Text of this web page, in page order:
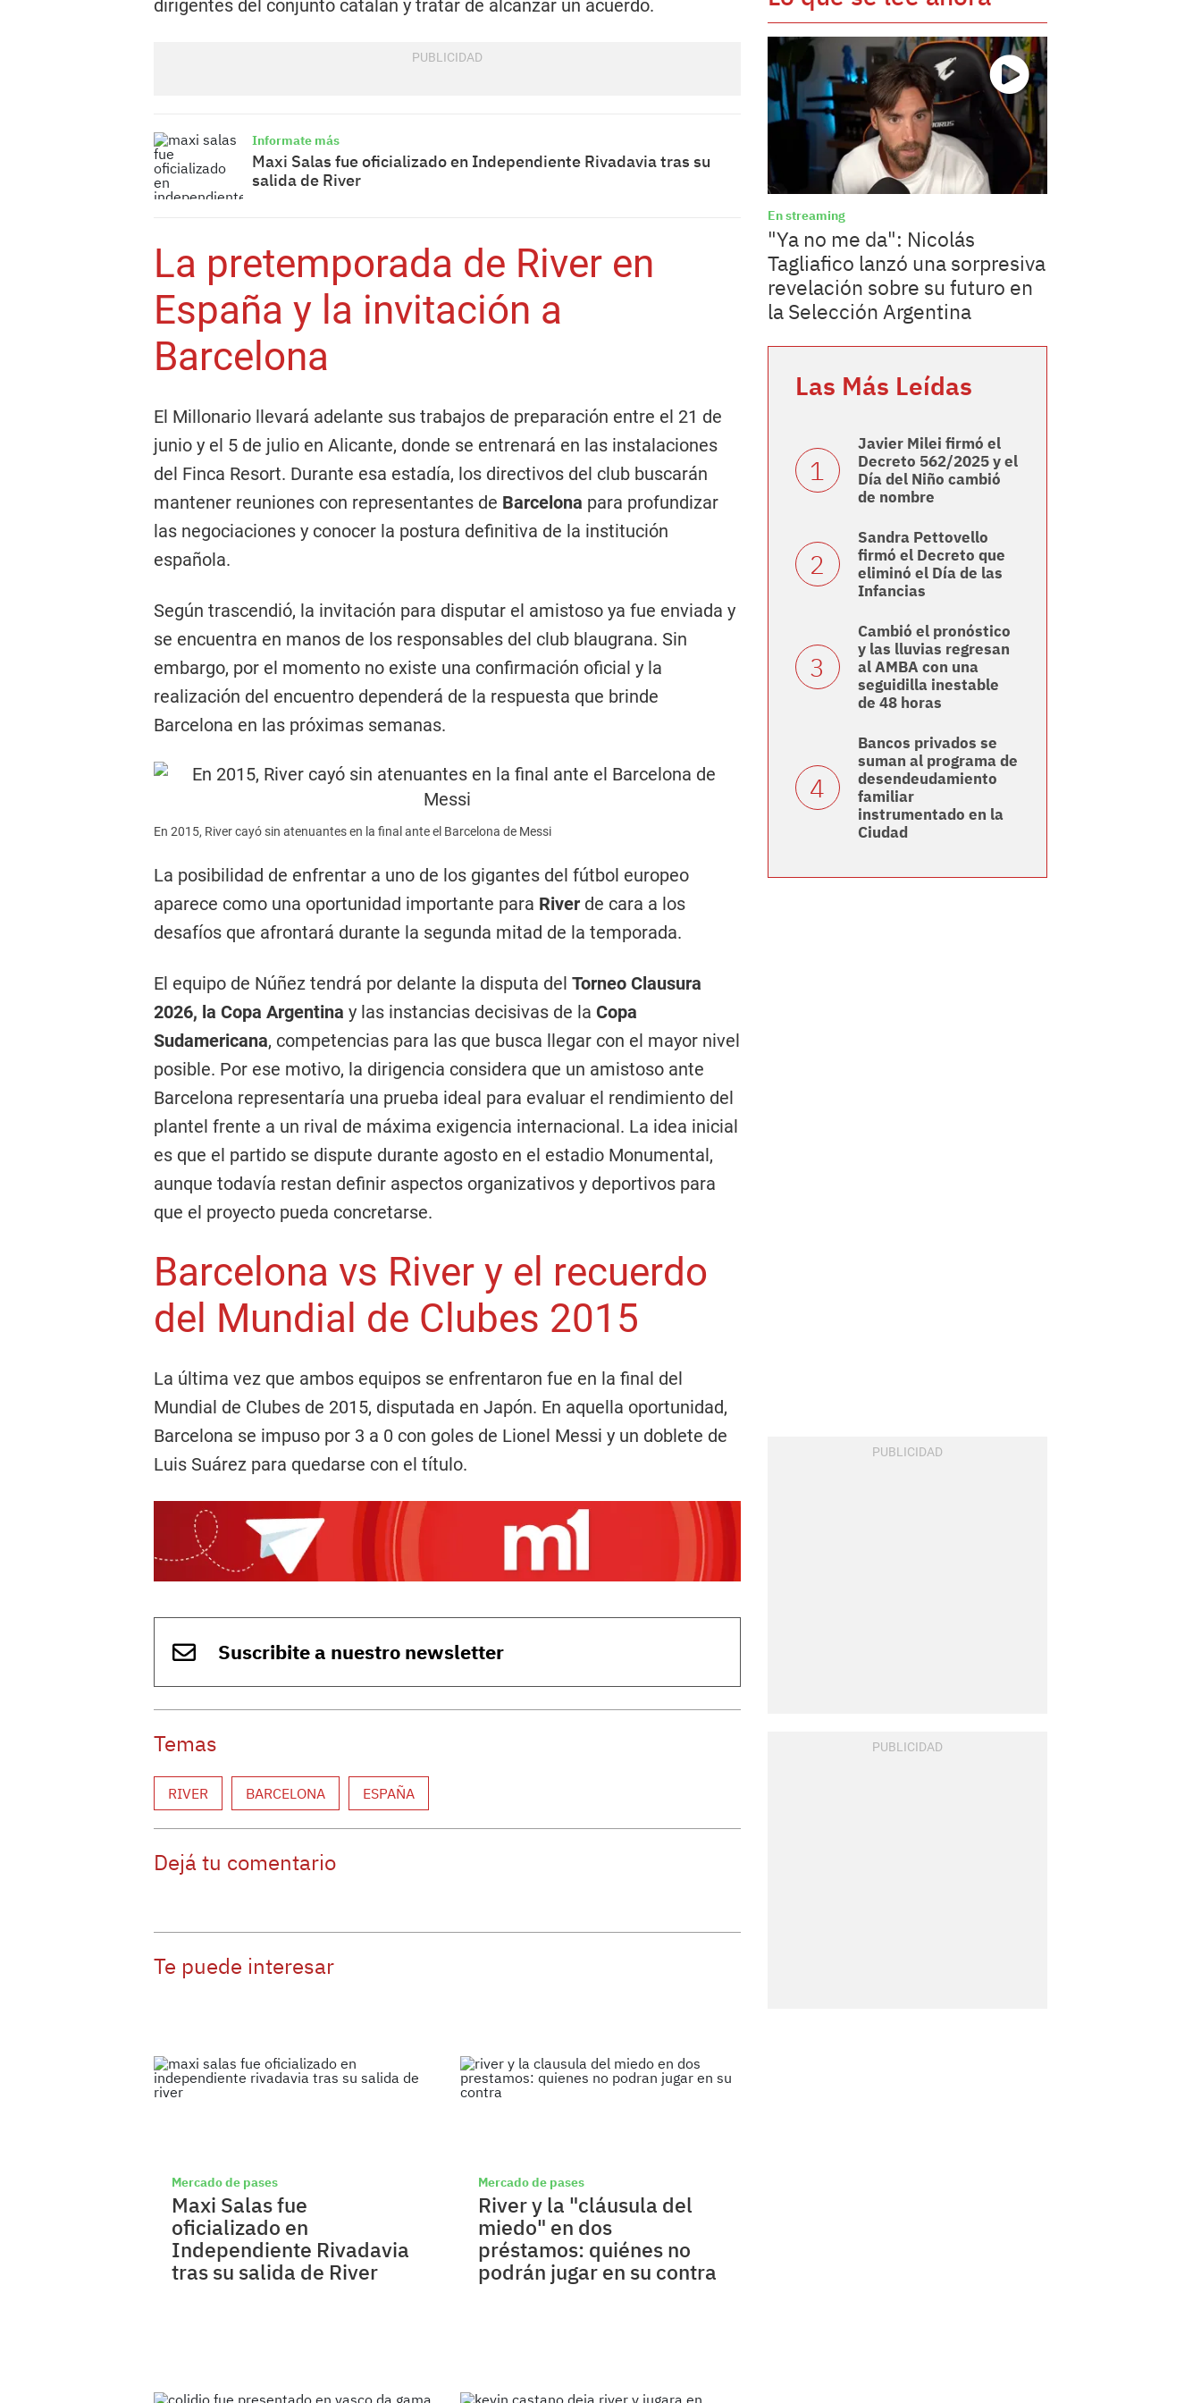
dirigentes del conjunto catalán y tratar de alcanzar un acuerdo.
Informate más
Maxi Salas fue oficializado en Independiente Rivadavia tras su
salida de River
La pretemporada de River en
España y la invitación a
Barcelona
El Millonario llevará adelante sus trabajos de preparación entre el 21 de
junio y el 5 de julio en Alicante, donde se entrenará en las instalaciones
del Finca Resort. Durante esa estadía, los directivos del club buscarán
mantener reuniones con representantes de Barcelona para profundizar
las negociaciones y conocer la postura definitiva de la institución
española.
Según trascendió, la invitación para disputar el amistoso ya fue enviada y
se encuentra en manos de los responsables del club blaugrana. Sin
embargo, por el momento no existe una confirmación oficial y la
realización del encuentro dependerá de la respuesta que brinde
Barcelona en las próximas semanas.
En 2015, River cayó sin atenuantes en la final ante el Barcelona de Messi
La posibilidad de enfrentar a uno de los gigantes del fútbol europeo
aparece como una oportunidad importante para River de cara a los
desafíos que afrontará durante la segunda mitad de la temporada.
El equipo de Núñez tendrá por delante la disputa del Torneo Clausura
2026, la Copa Argentina y las instancias decisivas de la Copa
Sudamericana, competencias para las que busca llegar con el mayor nivel
posible. Por ese motivo, la dirigencia considera que un amistoso ante
Barcelona representaría una prueba ideal para evaluar el rendimiento del
plantel frente a un rival de máxima exigencia internacional. La idea inicial
es que el partido se dispute durante agosto en el estadio Monumental,
aunque todavía restan definir aspectos organizativos y deportivos para
que el proyecto pueda concretarse.
Barcelona vs River y el recuerdo
del Mundial de Clubes 2015
La última vez que ambos equipos se enfrentaron fue en la final del
Mundial de Clubes de 2015, disputada en Japón. En aquella oportunidad,
Barcelona se impuso por 3 a 0 con goles de Lionel Messi y un doblete de
Luis Suárez para quedarse con el título.
Suscribite a nuestro newsletter
Temas
RIVER BARCELONA ESPAÑA
Dejá tu comentario
Te puede interesar
Mercado de pases
Maxi Salas fue
oficializado en
Independiente Rivadavia
tras su salida de River
Mercado de pases
River y la "cláusula del
miedo" en dos
préstamos: quiénes no
podrán jugar en su contra
En streaming
"Ya no me da": Nicolás
Tagliafico lanzó una sorpresiva
revelación sobre su futuro en
la Selección Argentina
Las Más Leídas
Javier Milei firmó el
Decreto 562/2025 y el
Día del Niño cambió
de nombre
Sandra Pettovello
firmó el Decreto que
eliminó el Día de las
Infancias
Cambió el pronóstico
y las lluvias regresan
al AMBA con una
seguidilla inestable
de 48 horas
Bancos privados se
suman al programa de
desendeudamiento
familiar
instrumentado en la
Ciudad